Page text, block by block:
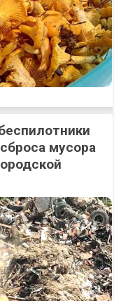
мусора